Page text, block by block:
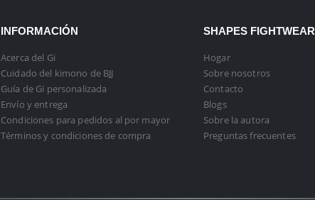
INFORMACIÓN
Acerca del Gi
Cuidado del kimono de BJJ
Guía de Gi personalizada
Envío y entrega
Condiciones para pedidos al por mayor
Términos y condiciones de compra
SHAPES FIGHTWEAR
Hogar
Sobre nosotros
Contacto
Blogs
Sobre la autora
Preguntas frecuentes